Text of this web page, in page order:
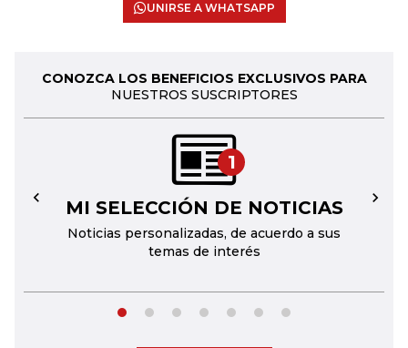
UNIRSE A WHATSAPP
CONOZCA LOS BENEFICIOS EXCLUSIVOS PARA
NUESTROS SUSCRIPTORES
1
MI SELECCIÓN DE NOTICIAS
Noticias personalizadas, de acuerdo a sus
temas de interés
← →